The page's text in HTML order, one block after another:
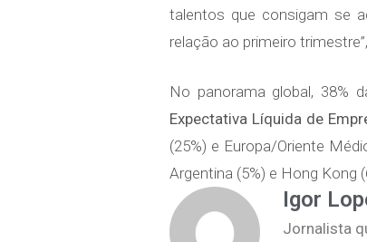
talentos que consigam se
relação ao primeiro
No panorama global, 38%
Expectativa Líquida de
(25%) e Europa/Oriente
Argentina (5%) e Hong Kong
Igor
Jornalista